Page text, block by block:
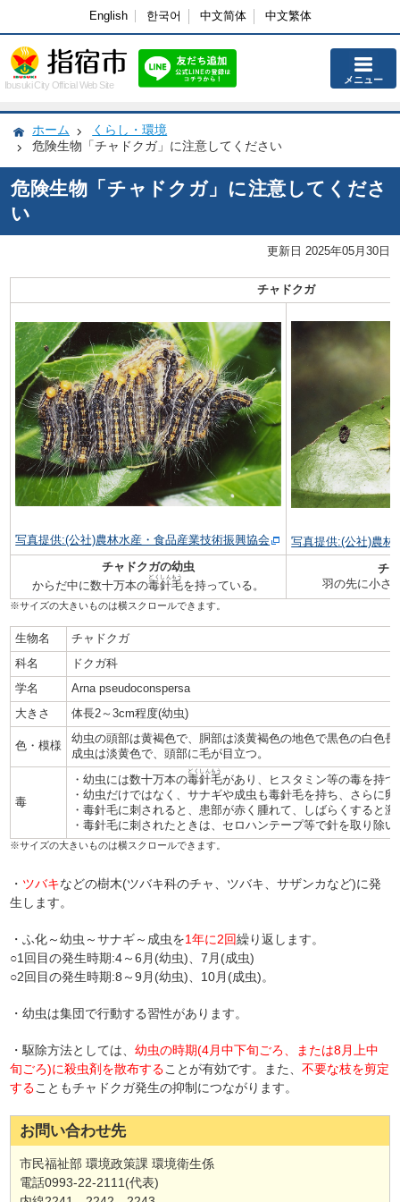
English 한국어 中文简体 中文繁体
Ibusuki City Official Web Site メニュー
ホーム
くらし・環境
危険生物「チャドクガ」に注意してください
危険生物「チャドクガ」に注意してくださ
い
更新日 2025年05月30日
チャドクガ
写真提供:(公社)農林水産・食品産業技術振興協会 写真提供:(公社)農林
チャドクガの幼虫
からだ中に数十万本の毒針毛
どくしんもう
を持っている。
チ
羽の先に小さ
生物名
チャドクガ
科名
ドクガ科
学名
Arna pseudoconspersa
大きさ
体長2～3cm程度(幼虫)
色・模様
幼虫の頭部は黄褐色で、胴部は淡黄褐色の地色で黒色の白色
成虫は淡黄色で、頭部に毛が目立つ。
毒
・幼虫には数十万本の毒針毛
どくしんもう
があり、ヒスタミン等の毒を持つ
・幼虫だけではなく、サナギや成虫も毒針毛を持ち、さらに
・毒針毛に刺されると、患部が赤く腫れて、しばらくすると
・毒針毛に刺されたときは、セロハンテープ等で針を取り除
・ ツバキなどの樹木(ツバキ科のチャ、ツバキ、サザンカなど)に発
生します。
・ふ化～幼虫～サナギ～成虫を1年に2回繰り返します。
○1回目の発生時期:4～6月(幼虫)、7月(成虫)
○2回目の発生時期:8～9月(幼虫)、10月(成虫)。
・幼虫は集団で行動する習性があります。
・駆除方法としては、幼虫の時期(4月中下旬ごろ、または8月上中
旬ごろ)に殺虫剤を散布することが有効です。また、不要な枝を剪定
することもチャドクガ発生の抑制につながります。
お問い合わせ先
市民福祉部 環境政策課 環境衛生係
電話0993-22-2111(代表)